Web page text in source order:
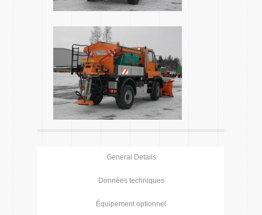
General Details
Données techniques
Équipement optionnel